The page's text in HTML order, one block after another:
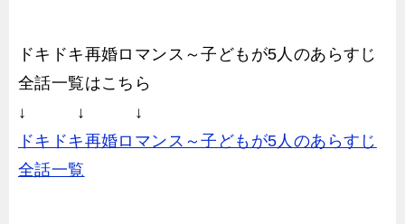
ドキドキ再婚ロマンス～子どもが5人のあらすじ
全話一覧はこちら
↓ ↓ ↓
ドキドキ再婚ロマンス～子どもが5人のあらすじ
全話一覧